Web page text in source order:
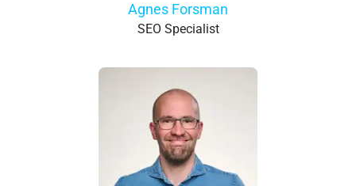
Agnes Forsman
SEO Specialist